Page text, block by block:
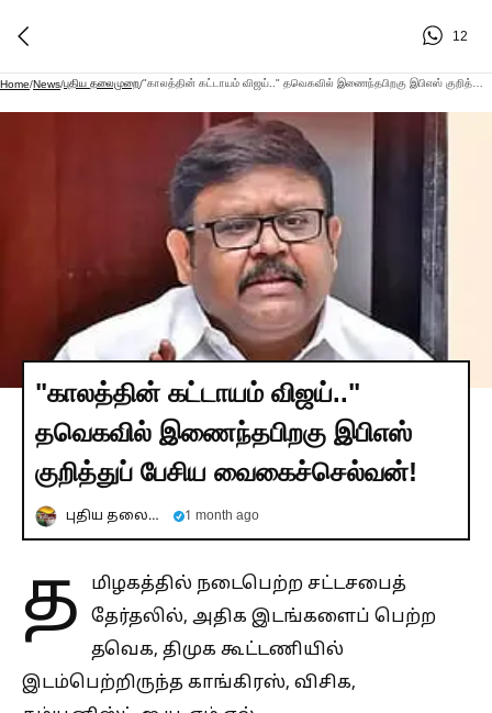
12
Home/News/புதிய தலைமுறை/
"காலத்தின் கட்டாயம் விஜய்.."
தவெகவில் இணைந்தபிறகு இபிஎஸ்
குறித்துப் பேசிய வைகைச்செல்வன்!
புதிய தலைமுறை 1 month ago
த
மிழகத்தில் நடைபெற்ற சட்டசபைத்
தேர்தலில், அதிக இடங்களைப் பெற்ற
தவெக, திமுக கூட்டணியில்
இடம்பெற்றிருந்த காங்கிரஸ், விசிக,